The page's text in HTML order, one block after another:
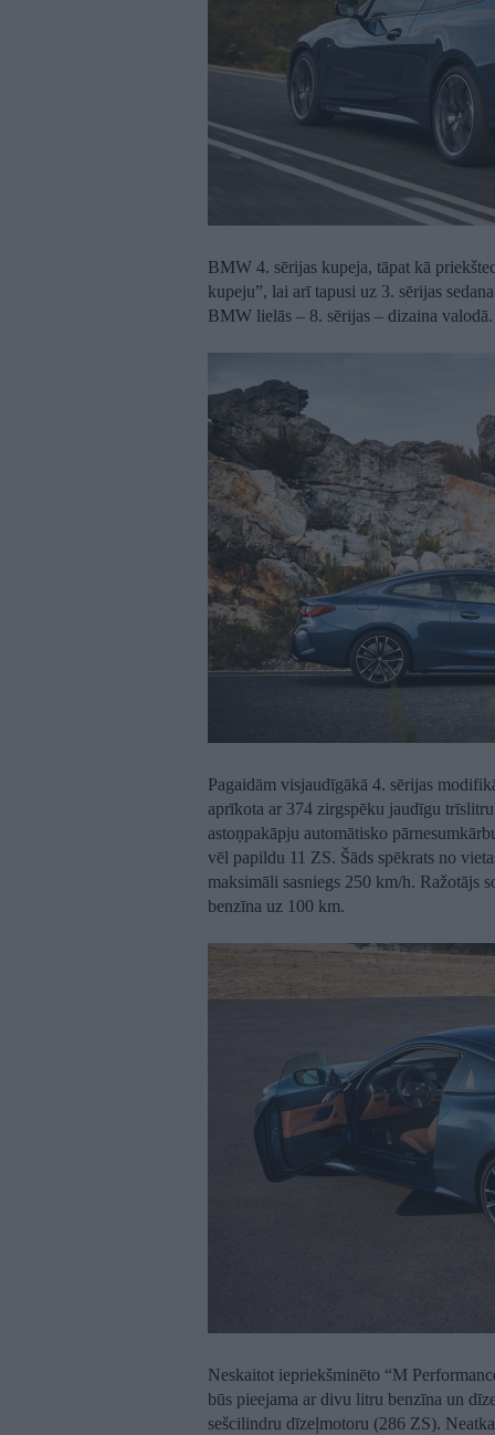
BMW 4. sērijas kupeja, tāpat kā
kupeju”, lai arī tapusi uz 3. sērijas
BMW lielās – 8. sērijas – dizaina valodā.
Pagaidām visjaudīgākā 4. sērijas
aprīkota ar 374 zirgspēku jaudīgu
astoņpakāpju automātisko
vēl papildu 11 ZS. Šāds spēkrats no
maksimāli sasniegs 250 km/h. Ražotājs
benzīna uz 100 km.
Neskaitot iepriekšminēto “M
būs pieejama ar divu litru benzīna un
sešcilindru dīzeļmotoru (286 ZS).